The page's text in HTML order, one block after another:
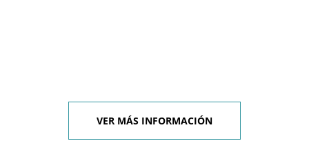
VER MÁS INFORMACIÓN